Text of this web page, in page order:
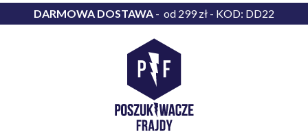
DARMOWA DOSTAWA - od 299 zł - KOD: DD22